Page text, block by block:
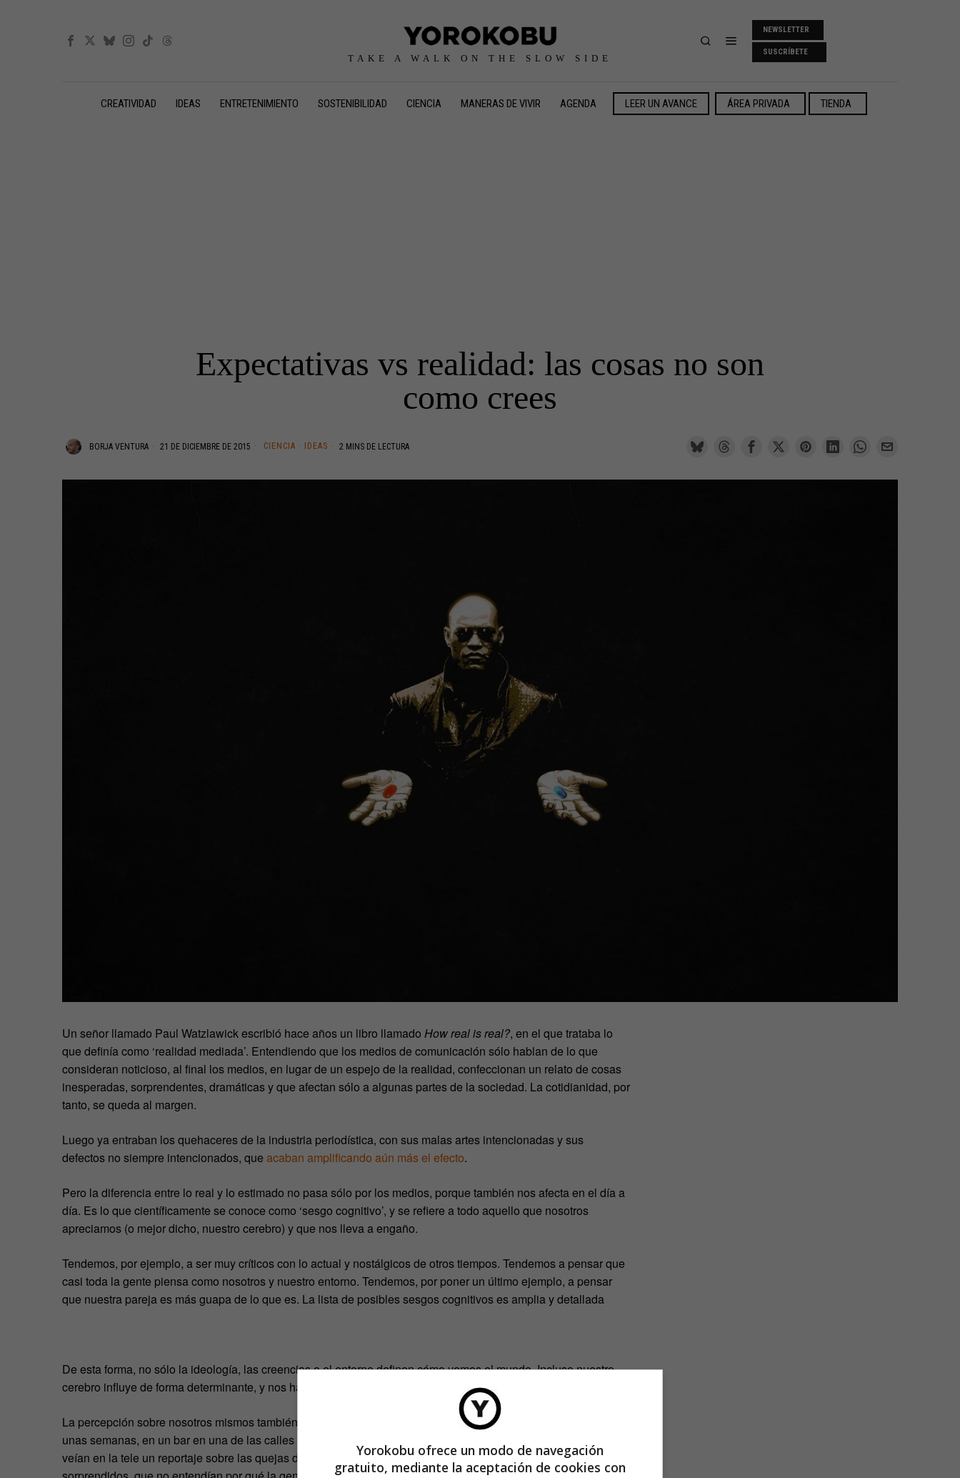
TAKE A WALK ON THE SLOW SIDE
NEWSLETTER
SUSCRÍBETE
CREATIVIDAD IDEAS ENTRETENIMIENTO SOSTENIBILIDAD CIENCIA MANERAS DE VIVIR AGENDA LEER UN AVANCE ÁREA PRIVADA TIENDA
Expectativas vs realidad: las cosas no son
como crees
BORJA VENTURA 21 DE DICIEMBRE DE 2015 CIENCIA · IDEAS 2 MINS DE LECTURA
Un señor llamado Paul Watzlawick escribió hace años un libro llamado How real is real?, en el que trataba lo
que definía como ‘realidad mediada’. Entendiendo que los medios de comunicación sólo hablan de lo que
consideran noticioso, al final los medios, en lugar de un espejo de la realidad, confeccionan un relato de cosas
inesperadas, sorprendentes, dramáticas y que afectan sólo a algunas partes de la sociedad. La cotidianidad, por
tanto, se queda al margen.
Luego ya entraban los quehaceres de la industria periodística, con sus malas artes intencionadas y sus
defectos no siempre intencionados, que acaban amplificando aún más el efecto.
Pero la diferencia entre lo real y lo estimado no pasa sólo por los medios, porque también nos afecta en el día a
día. Es lo que científicamente se conoce como ‘sesgo cognitivo’, y se refiere a todo aquello que nosotros
apreciamos (o mejor dicho, nuestro cerebro) y que nos lleva a engaño.
Tendemos, por ejemplo, a ser muy críticos con lo actual y nostálgicos de otros tiempos. Tendemos a pensar que
casi toda la gente piensa como nosotros y nuestro entorno. Tendemos, por poner un último ejemplo, a pensar
que nuestra pareja es más guapa de lo que es. La lista de posibles sesgos cognitivos es amplia y detallada
De esta forma, no sólo la ideología, las creencias o el entorno definen cómo vemos el mundo. Incluso nuestro
cerebro influye de forma determinante, y nos hace inclinarnos en una u otra dirección.
La percepción sobre nosotros mismos también es irreal, y hay ejemplos en nuestro entorno casi a diario. Hace
unas semanas, en un bar en una de las calles más caras del país, un grupo de personas de edad avanzaba
veían en la tele un reportaje sobre las quejas de los vecinos de un barrio periférico empobrecido y exclamaban,
Yorokobu ofrece un modo de navegación
gratuito, mediante la aceptación de cookies con